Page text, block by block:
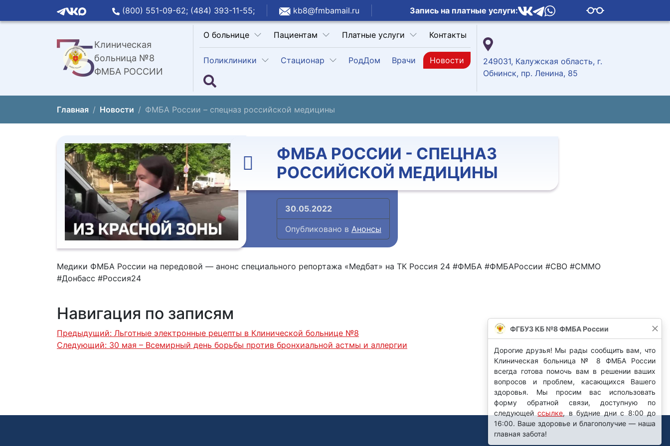
(800) 551-09-62; (484) 393-11-55; kb8@fmbamail.ru Запись на платные услуги:
Клиническая
больница №8
ФМБА РОССИИ
О больнице Пациентам Платные услуги Контакты
Поликлиники Стационар РодДом Врачи Новости
249031, Калужская область, г.
Обнинск, пр. Ленина, 85
Главная Новости ФМБА России – спецназ российской медицины
ФМБА РОССИИ - СПЕЦНАЗ
РОССИЙСКОЙ МЕДИЦИНЫ
30.05.2022
Опубликовано в Анонсы
Медики ФМБА России на передовой — анонс специального репортажа «Медбат» на ТК Россия 24 #ФМБА #ФМБАРоссии #СВО #СММО
#Донбасс #Россия24
Навигация по записям
Предыдущий: Льготные электронные рецепты в Клинической больнице №8
Следующий: 30 мая – Всемирный день борьбы против бронхиальной астмы и аллергии
ФГБУЗ КБ №8 ФМБА России
Дорогие друзья! Мы рады сообщить вам, что
Клиническая больница № 8 ФМБА России
всегда готова помочь вам в решении ваших
вопросов и проблем, касающихся Вашего
здоровья. Мы просим вас использовать
форму обратной связи, доступную по
следующейссылке, в будние дни с 8:00 до
16:00. Ваше здоровье и благополучие — наша
главная забота!